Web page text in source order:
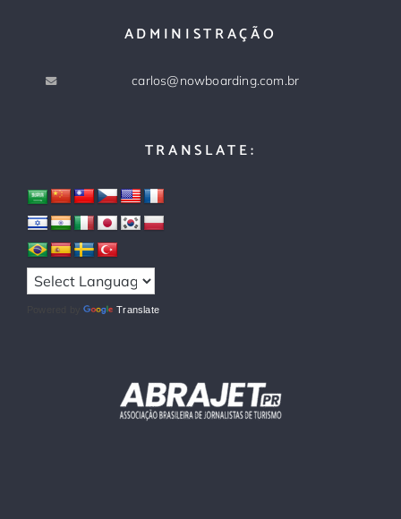
ADMINISTRAÇÃO
carlos@nowboarding.com.br
TRANSLATE:
Powered by Translate